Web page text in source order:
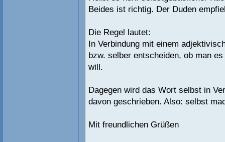
Beides ist richtig. Der Duden
Die Regel lautet:
In Verbindung mit einem
bzw. selber entscheiden, ob man
will.
Dagegen wird das Wort selbst in
davon geschrieben. Also: selbst
Mit freundlichen Grüßen